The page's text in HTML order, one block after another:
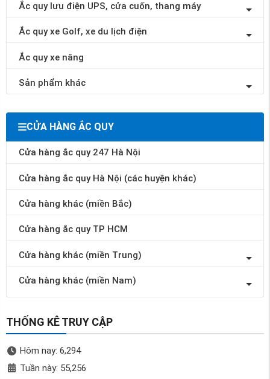
Ắc quy lưu điện UPS, cửa cuốn, thang máy
Ắc quy xe Golf, xe du lịch điện
Ắc quy xe nâng
Sản phẩm khác
CỬA HÀNG ẮC QUY
Cửa hàng ắc quy 247 Hà Nội
Cửa hàng ắc quy Hà Nội (các huyện khác)
Cửa hàng khác (miền Bắc)
Cửa hàng ắc quy TP HCM
Cửa hàng khác (miền Trung)
Cửa hàng khác (miền Nam)
THỐNG KÊ TRUY CẬP
Hôm nay: 6,294
Tuần này: 55,256